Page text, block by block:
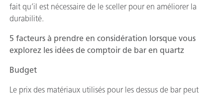
fait qu’il est nécessaire de le sceller pour en améliorer la
durabilité.
5 facteurs à prendre en considération lorsque vous
explorez les idées de comptoir de bar en quartz
Budget
Le prix des matériaux utilisés pour les dessus de bar peut